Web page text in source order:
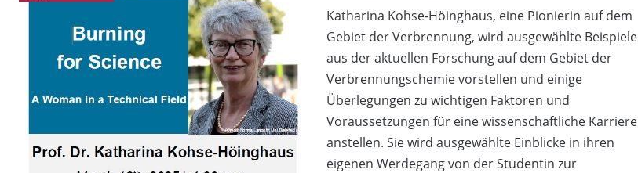
Katharina Kohse-Höinghaus, eine Pionierin auf dem
Gebiet der Verbrennung, wird ausgewählte Beispiele
aus der aktuellen Forschung auf dem Gebiet der
Verbrennungschemie vorstellen und einige
Überlegungen zu wichtigen Faktoren und
Voraussetzungen für eine wissenschaftliche Karriere
anstellen. Sie wird ausgewählte Einblicke in ihren
eigenen Werdegang von der Studentin zur